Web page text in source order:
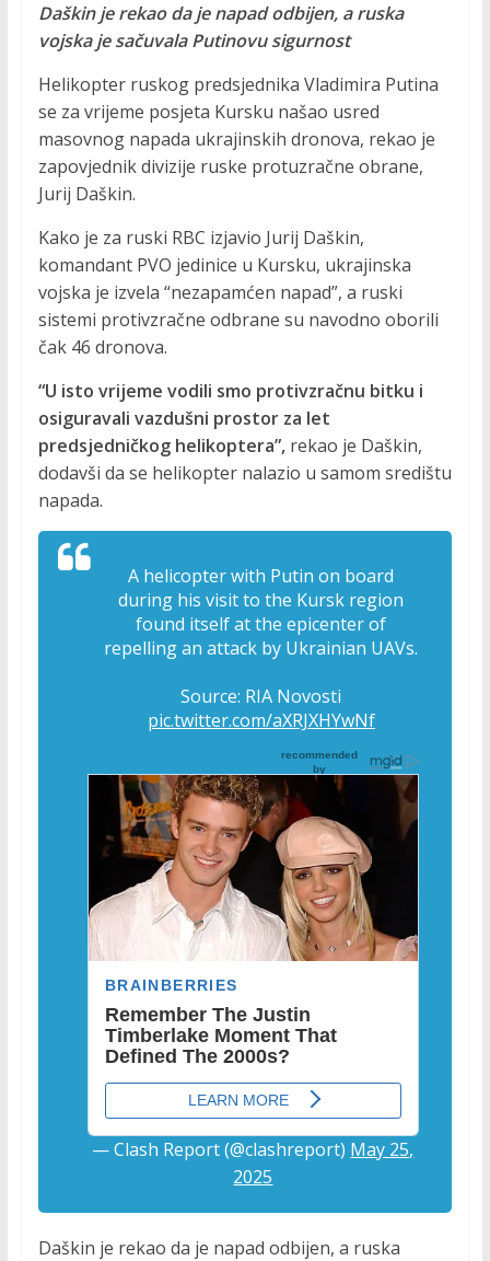
Daškin je rekao da je napad odbijen, a ruska
vojska je sačuvala Putinovu sigurnost
Helikopter ruskog predsjednika Vladimira Putina
se za vrijeme posjeta Kursku našao usred
masovnog napada ukrajinskih dronova, rekao je
zapovjednik divizije ruske protuzračne obrane,
Jurij Daškin.
Kako je za ruski RBC izjavio Jurij Daškin,
komandant PVO jedinice u Kursku, ukrajinska
vojska je izvela “nezapamćen napad”, a ruski
sistemi protivzračne odbrane su navodno oborili
čak 46 dronova.
“U isto vrijeme vodili smo protivzračnu bitku i
osiguravali vazdušni prostor za let
predsjedničkog helikoptera”,rekao je Daškin,
dodavši da se helikopter nalazio u samom središtu
napada.
A helicopter with Putin on board
during his visit to the Kursk region
found itself at the epicenter of
repelling an attack by Ukrainian UAVs.
Source: RIA Novosti
pic.twitter.com/aXRJXHYwNf
— Clash Report (@clashreport) May 25,
2025
Daškin je rekao da je napad odbijen, a ruska